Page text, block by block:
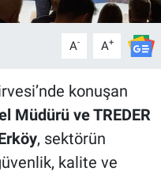
A- A+
konuşan
Müdürü ve TREDER
, sektörün
kalite ve